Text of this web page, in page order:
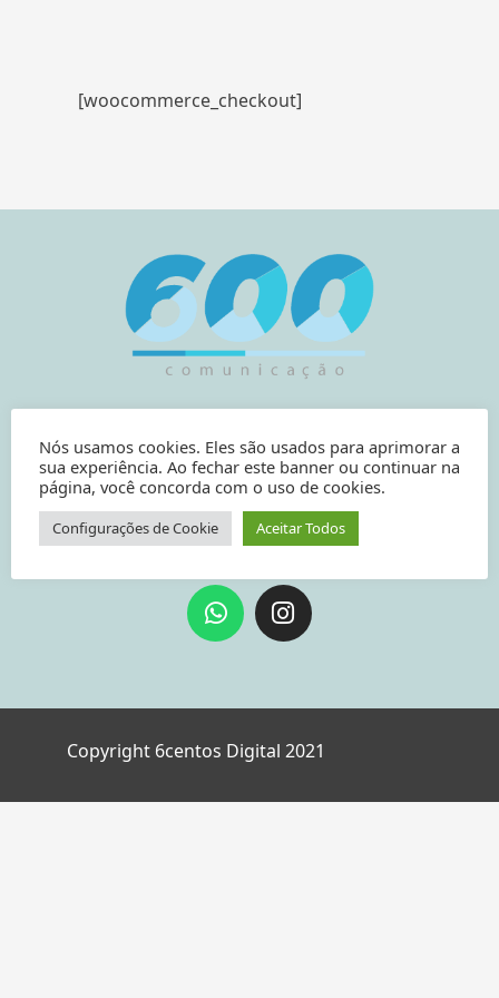
[woocommerce_checkout]
Copyright 6centos Digital 2021
Nós usamos cookies. Eles são usados para aprimorar a
sua experiência. Ao fechar este banner ou continuar na
página, você concorda com o uso de cookies.
Configurações de Cookie Aceitar Todos